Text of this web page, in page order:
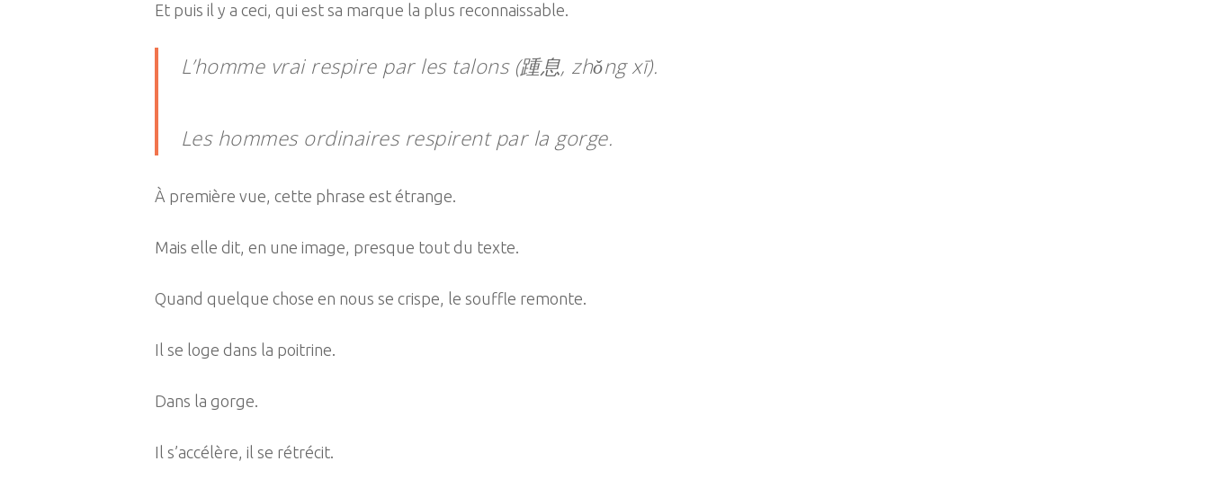
Et puis il y a ceci, qui est sa marque la plus reconnaissable.
L’homme vrai respire par les talons (踵息, zhǒng xī).
Les hommes ordinaires respirent par la gorge.
À première vue, cette phrase est étrange.
Mais elle dit, en une image, presque tout du texte.
Quand quelque chose en nous se crispe, le souffle remonte.
Il se loge dans la poitrine.
Dans la gorge.
Il s’accélère, il se rétrécit.